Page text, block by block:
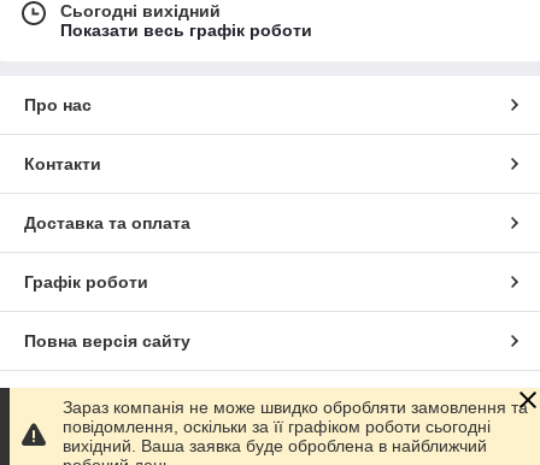
Сьогодні вихідний
Показати весь графік роботи
Про нас
Контакти
Доставка та оплата
Графік роботи
Повна версія сайту
Сайт створено на маркетплейсі Prom.ua
Політика конфіденційності
Зараз компанія не може швидко обробляти замовлення та
повідомлення, оскільки за її графіком роботи сьогодні
вихідний. Ваша заявка буде оброблена в найближчий